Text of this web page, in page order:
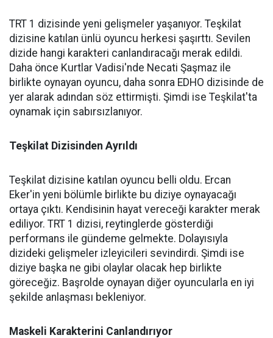
TRT 1 dizisinde yeni gelişmeler yaşanıyor. Teşkilat
dizisine katılan ünlü oyuncu herkesi şaşırttı. Sevilen
dizide hangi karakteri canlandıracağı merak edildi.
Daha önce Kurtlar Vadisi'nde Necati Şaşmaz ile
birlikte oynayan oyuncu, daha sonra EDHO dizisinde de
yer alarak adından söz ettirmişti. Şimdi ise Teşkilat'ta
oynamak için sabırsızlanıyor.
Teşkilat Dizisinden Ayrıldı
Teşkilat dizisine katılan oyuncu belli oldu. Ercan
Eker'in yeni bölümle birlikte bu diziye oynayacağı
ortaya çıktı. Kendisinin hayat vereceği karakter merak
ediliyor. TRT 1 dizisi, reytinglerde gösterdiği
performans ile gündeme gelmekte. Dolayısıyla
dizideki gelişmeler izleyicileri sevindirdi. Şimdi ise
diziye başka ne gibi olaylar olacak hep birlikte
göreceğiz. Başrolde oynayan diğer oyuncularla en iyi
şekilde anlaşması bekleniyor.
Maskeli Karakterini Canlandırıyor